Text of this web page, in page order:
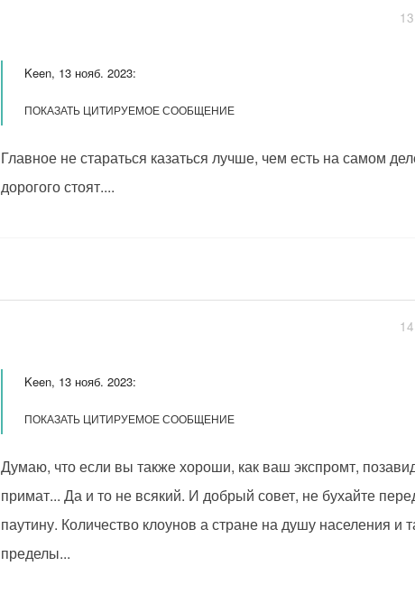
Keen, 13 нояб. 2023:
ПОКАЗАТЬ ЦИТИРУЕМОЕ СООБЩЕНИЕ
Главное не стараться казаться лучше, чем есть на самом
дорогого стоят....
Keen, 13 нояб. 2023:
ПОКАЗАТЬ ЦИТИРУЕМОЕ СООБЩЕНИЕ
Думаю, что если вы также хороши, как ваш экспромт,
примат... Да и то не всякий. И добрый совет, не бухайте
паутину. Количество клоунов а стране на душу населения
пределы...